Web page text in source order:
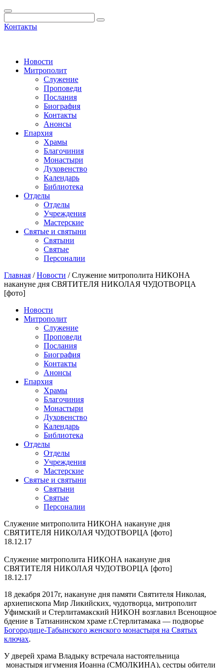
Контакты
Новости
Митрополит
Служение
Проповеди
Послания
Биография
Контакты
Анонсы
Епархия
Храмы
Благочиния
Монастыри
Духовенство
Календарь
Библиотека
Отделы
Отделы
Учреждения
Мастерские
Святые и святыни
Cвятыни
Cвятые
Персоналии
Главная /Новости /Служение митрополита НИКОНА
накануне дня СВЯТИТЕЛЯ НИКОЛАЯ ЧУДОТВОРЦА
[фото]
Новости
Митрополит
Служение
Проповеди
Послания
Биография
Контакты
Анонсы
Епархия
Храмы
Благочиния
Монастыри
Духовенство
Календарь
Библиотека
Отделы
Отделы
Учреждения
Мастерские
Святые и святыни
Cвятыни
Cвятые
Персоналии
Служение митрополита НИКОНА накануне дня
СВЯТИТЕЛЯ НИКОЛАЯ ЧУДОТВОРЦА [фото]
18.12.17
Служение митрополита НИКОНА накануне дня
СВЯТИТЕЛЯ НИКОЛАЯ ЧУДОТВОРЦА [фото]
18.12.17
18 декабря 2017г, накануне дня памяти Святителя Николая,
архиепископа Мир Ликийских, чудотворца, митрополит
Уфимский и Стерлитамакский НИКОН возглавил Всенощное
бдение в Татианинском храме г.Стерлитамака — подворье
Богородице-Табынского женского монастыря на Святых
ключах.
У дверей храма Владыку встречала настоятельница
монастыря игумения Иоанна (СМОЛКИНА), сестры обители